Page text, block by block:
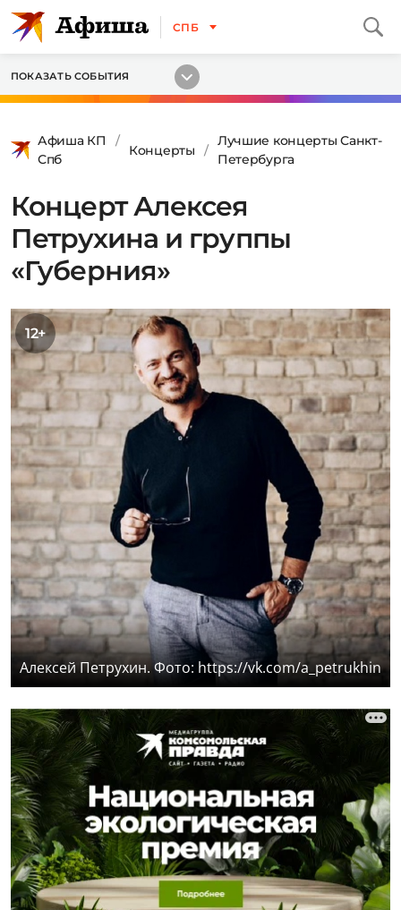
СПБ
ПОКАЗАТЬ СОБЫТИЯ
Афиша КП
Спб
Концерты
Лучшие концерты Санкт-
Петербурга
Концерт Алексея
Петрухина и группы
«Губерния»
12+
Алексей Петрухин. Фото: https://vk.com/a_petrukhin